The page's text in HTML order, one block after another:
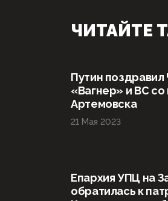
ЧИТАЙТЕ
Путин поздравил
«Вагнер» и ВС со
Артемовска
21 Мая 2023
Епархия УПЦ на
обратилась к